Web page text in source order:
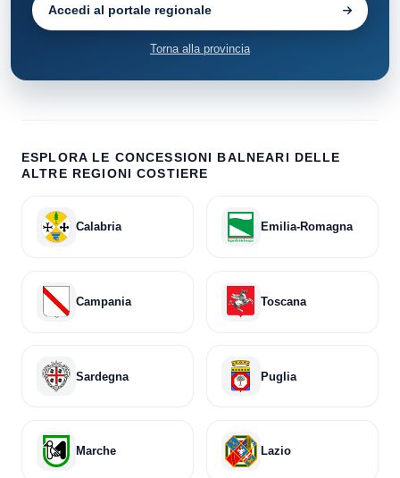
Accedi al portale regionale
Torna alla provincia
ESPLORA LE CONCESSIONI BALNEARI DELLE
ALTRE REGIONI COSTIERE
Calabria Emilia-Romagna
Campania Toscana
Sardegna Puglia
Marche Lazio